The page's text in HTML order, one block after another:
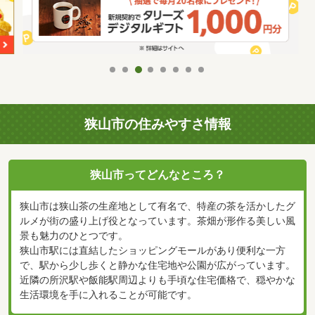
狭山市の住みやすさ情報
狭山市ってどんなところ？
狭山市は狭山茶の生産地として有名で、特産の茶を活かしたグ
ルメが街の盛り上げ役となっています。茶畑が形作る美しい風
景も魅力のひとつです。
狭山市駅には直結したショッピングモールがあり便利な一方
で、駅から少し歩くと静かな住宅地や公園が広がっています。
近隣の所沢駅や飯能駅周辺よりも手頃な住宅価格で、穏やかな
生活環境を手に入れることが可能です。